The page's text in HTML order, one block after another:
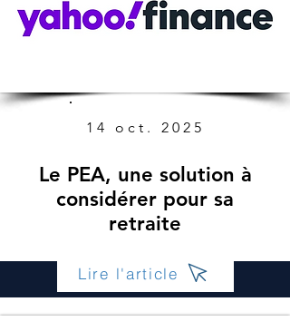
14 oct. 2025
Le PEA, une solution à
considérer pour sa
retraite
Lire l'article